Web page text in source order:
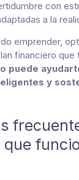
con
a la
emprender,
financiero
puede
y
que